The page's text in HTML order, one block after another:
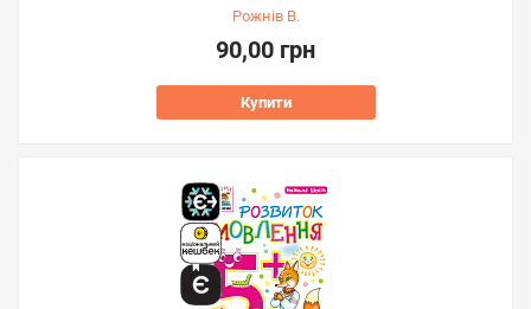
Рожнів В.
90,00 грн
Купити